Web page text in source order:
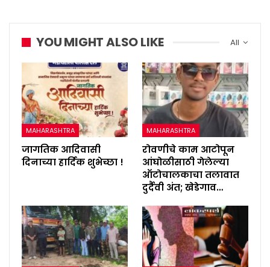
All
YOU MIGHT ALSO LIKE
MAHARASHTRA
जागतिक आदिवासी
दिनाच्या हार्दिक शुभेच्छा !
MAHARASHTRA
रोवणीचे काम आटोपून
आंघोळीसाठी गेलेल्या
ऑटोचालकाचा तलावात
दुर्दैवी अंत; खेडेगाव…